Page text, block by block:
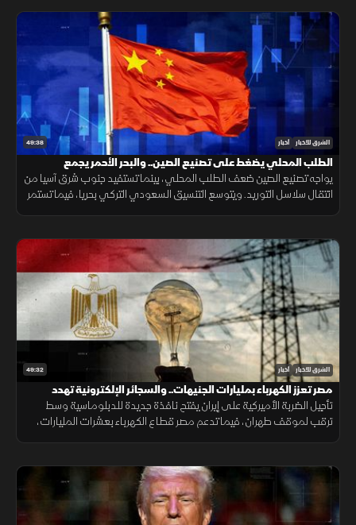
49:38 الشرق للأخبار أخبار
الطلب المحلي يضغط على تصنيع الصين.. والبحر الأحمر يجمع
السعودية وتركيا
يواجه تصنيع الصين ضعف الطلب المحلي، بينما تستفيد جنوب شرق آسيا من
انتقال سلاسل التوريد. ويتوسع التنسيق السعودي التركي بحريا، فيما تستمر
49:32 الشرق للأخبار أخبار
مصر تعزز الكهرباء بمليارات الجنيهات.. والسجائر الإلكترونية تهدد
المراهقين
تأجيل الضربة الأميركية على إيران يفتح نافذة جديدة للدبلوماسية وسط
ترقب لموقف طهران، فيما تدعم مصر قطاع الكهرباء بعشرات المليارات،